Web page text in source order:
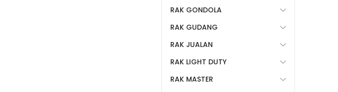
RAK GONDOLA
RAK GUDANG
RAK JUALAN
RAK LIGHT DUTY
RAK MASTER